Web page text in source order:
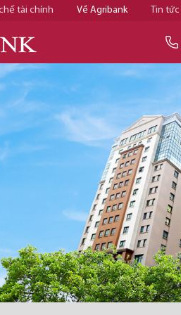
tài chính Về Agribank Tin tức